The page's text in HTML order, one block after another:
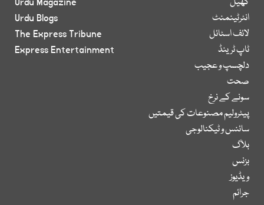
انٹرٹینمنٹ
لائف اسٹائل
ٹاپ ٹرینڈ
دلچسپ و عجیب
صحت
سونے کے نرخ
پیٹرولیم مصنوعات کی قیمتیں
سائنس و ٹیکنالوجی
بلاگ
بزنس
ویڈیوز
جرائم
Urdu Blogs
The Express Tribune
Express Entertainment